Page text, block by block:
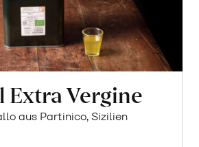
Extra Vergine
aus Partinico, Sizilien